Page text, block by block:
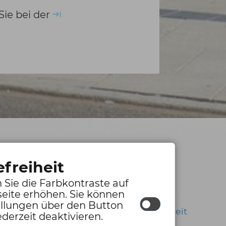
bei der
Uhr
Uhr
Uhr
Barrierefreie Ansicht
Inhalt|Impressum
Datenschutzerklärung|
Erklärung zur Barrierefreiheit
Sie die Farbkontraste auf
erhöhen. Sie können
über den Button
deaktivieren.